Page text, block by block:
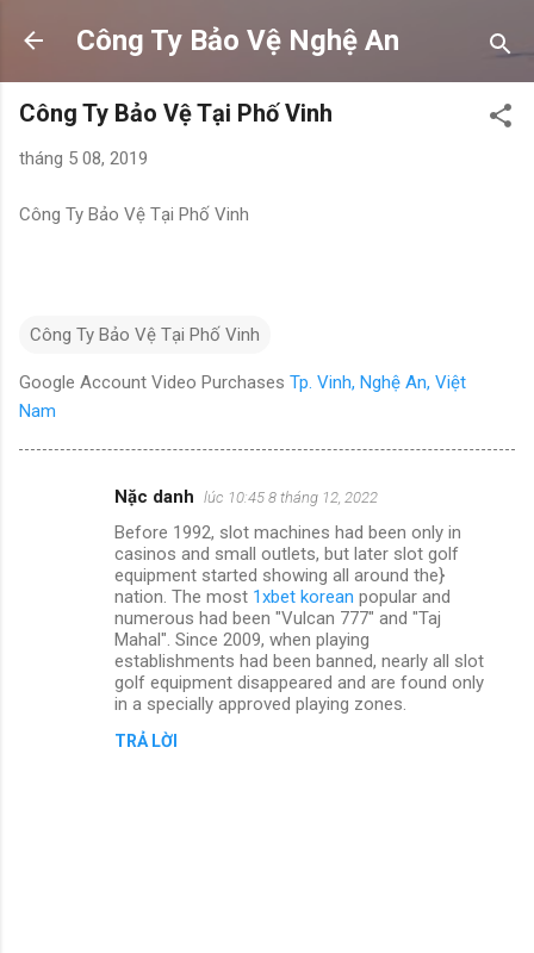
Chuyển đến nội dung chính
Công Ty Bảo Vệ Nghệ An
Công Ty Bảo Vệ Tại Phố Vinh
tháng 5 08, 2019
Công Ty Bảo Vệ Tại Phố Vinh
Công Ty Bảo Vệ Tại Phố Vinh
Google Account Video Purchases Tp. Vinh, Nghệ An, Việt
Nam
Nặc danh lúc 10:45 8 tháng 12, 2022
Before 1992, slot machines had been only in
casinos and small outlets, but later slot golf
equipment started showing all around the}
nation. The most 1xbet korean popular and
numerous had been "Vulcan 777" and "Taj
Mahal". Since 2009, when playing
establishments had been banned, nearly all slot
golf equipment disappeared and are found only
in a specially approved playing zones.
TRẢ LỜI